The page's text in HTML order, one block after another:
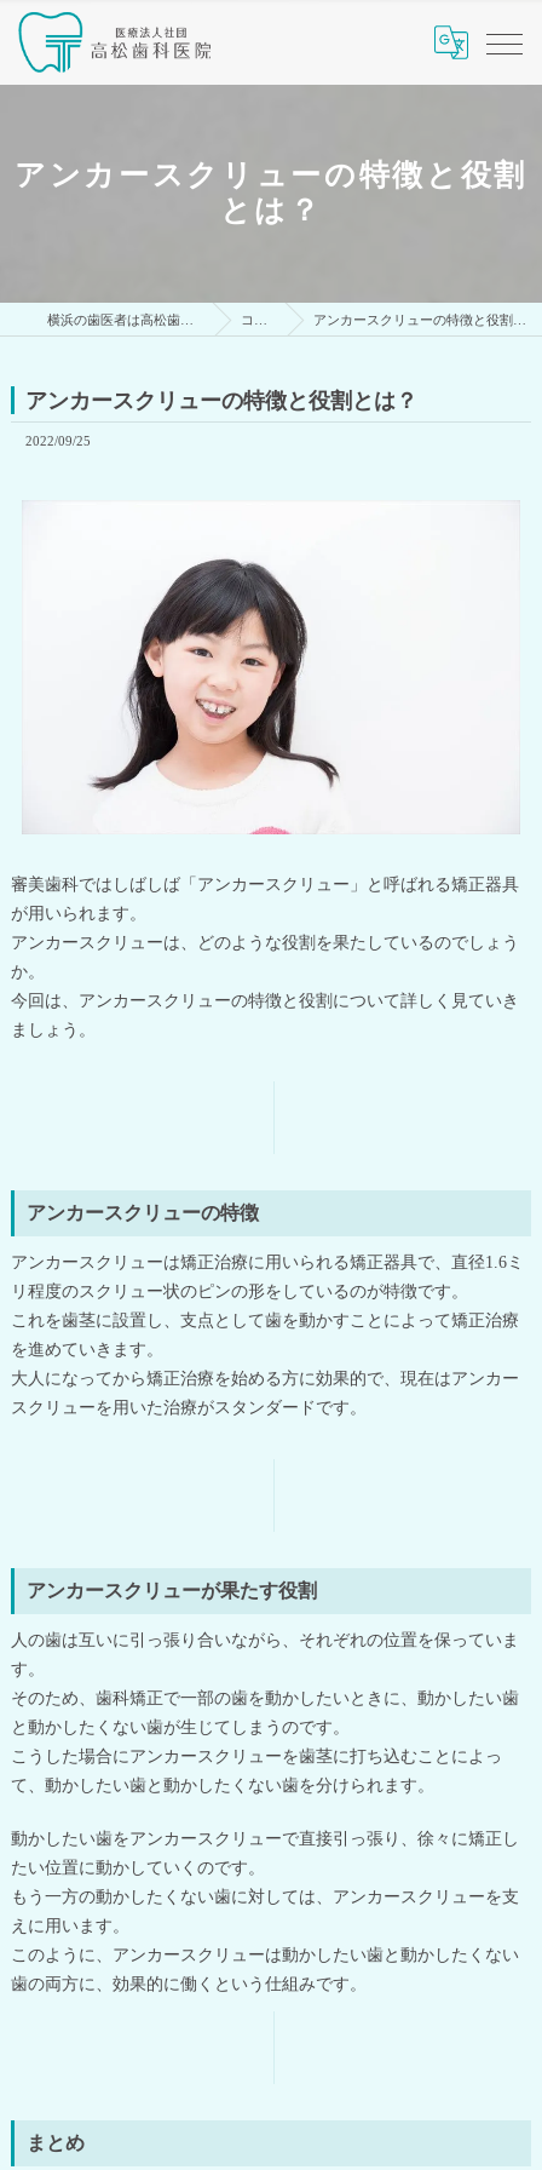
アンカースクリューの特徴と役割
とは？
横浜の歯医者は高松歯科医院 コラム アンカースクリューの特徴と役割とは？
アンカースクリューの特徴と役割とは？
2022/09/25
審美歯科ではしばしば「アンカースクリュー」と呼ばれる矯正器具
が用いられます。
アンカースクリューは、どのような役割を果たしているのでしょう
か。
今回は、アンカースクリューの特徴と役割について詳しく見ていき
ましょう。
アンカースクリューの特徴
アンカースクリューは矯正治療に用いられる矯正器具で、直径1.6ミ
リ程度のスクリュー状のピンの形をしているのが特徴です。
これを歯茎に設置し、支点として歯を動かすことによって矯正治療
を進めていきます。
大人になってから矯正治療を始める方に効果的で、現在はアンカー
スクリューを用いた治療がスタンダードです。
アンカースクリューが果たす役割
人の歯は互いに引っ張り合いながら、それぞれの位置を保っていま
す。
そのため、歯科矯正で一部の歯を動かしたいときに、動かしたい歯
と動かしたくない歯が生じてしまうのです。
こうした場合にアンカースクリューを歯茎に打ち込むことによっ
て、動かしたい歯と動かしたくない歯を分けられます。
動かしたい歯をアンカースクリューで直接引っ張り、徐々に矯正し
たい位置に動かしていくのです。
もう一方の動かしたくない歯に対しては、アンカースクリューを支
えに用います。
このように、アンカースクリューは動かしたい歯と動かしたくない
歯の両方に、効果的に働くという仕組みです。
まとめ